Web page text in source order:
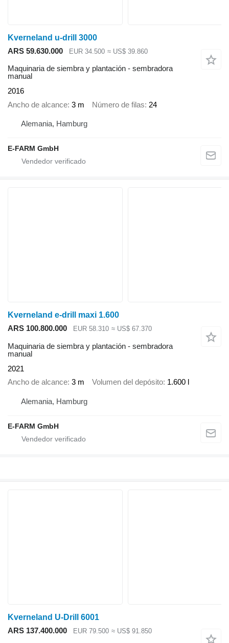
Kverneland u-drill 3000
ARS 59.630.000
EUR 34.500 ≈ US$ 39.860
Maquinaria de siembra y plantación - sembradora
manual
2016
Ancho de alcance 3 m Número de filas 24
Alemania, Hamburg
E-FARM GmbH
Kverneland e-drill maxi 1.600
ARS 100.800.000
EUR 58.310 ≈ US$ 67.370
Maquinaria de siembra y plantación - sembradora
manual
2021
Ancho de alcance 3 m Volumen del depósito 1.600 l
Alemania, Hamburg
E-FARM GmbH
Kverneland U-Drill 6001
ARS 137.400.000
EUR 79.500 ≈ US$ 91.850